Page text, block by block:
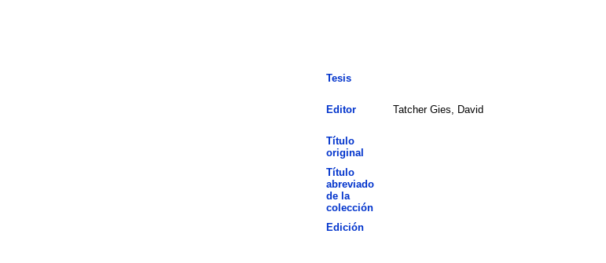
Tesis
Editor Tatcher Gies, David
Título
original
Título
abreviado
de la
colección
Edición